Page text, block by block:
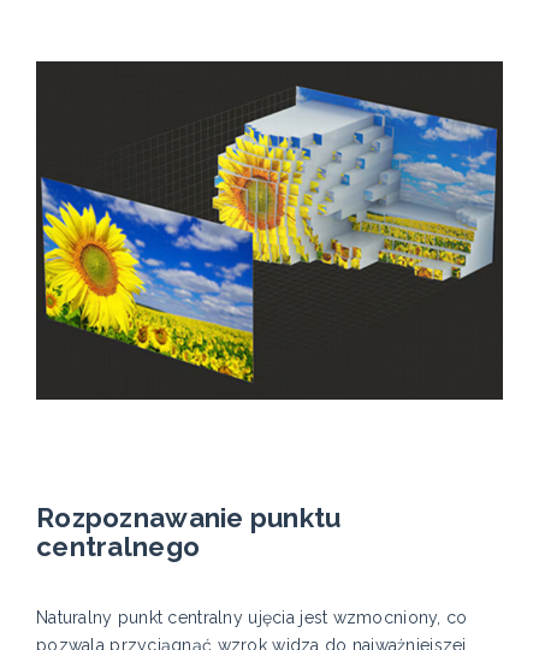
Rozpoznawanie punktu
centralnego
Naturalny punkt centralny ujęcia jest wzmocniony, co
pozwala przyciągnąć wzrok widza do najważniejszej